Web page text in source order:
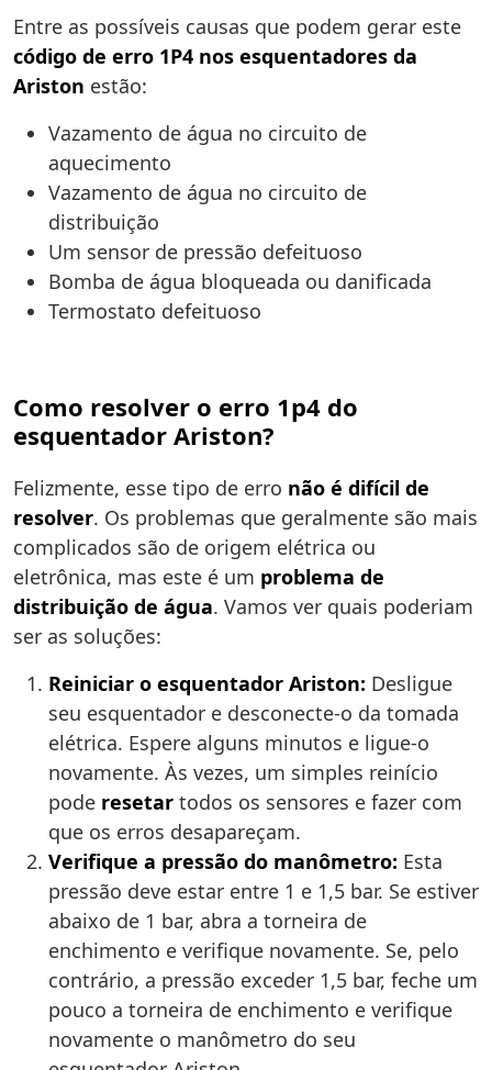
Entre as possíveis causas que podem gerar este
código de erro 1P4 nos esquentadores da
Ariston estão:
Vazamento de água no circuito de
aquecimento
Vazamento de água no circuito de
distribuição
Um sensor de pressão defeituoso
Bomba de água bloqueada ou danificada
Termostato defeituoso
Como resolver o erro 1p4 do
esquentador Ariston?
Felizmente, esse tipo de erro não é difícil de
resolver. Os problemas que geralmente são mais
complicados são de origem elétrica ou
eletrônica, mas este é um problema de
distribuição de água. Vamos ver quais poderiam
ser as soluções:
Reiniciar o esquentador Ariston: Desligue
seu esquentador e desconecte-o da tomada
elétrica. Espere alguns minutos e ligue-o
novamente. Às vezes, um simples reinício
pode resetar todos os sensores e fazer com
que os erros desapareçam.
Verifique a pressão do manômetro: Esta
pressão deve estar entre 1 e 1,5 bar. Se estiver
abaixo de 1 bar, abra a torneira de
enchimento e verifique novamente. Se, pelo
contrário, a pressão exceder 1,5 bar, feche um
pouco a torneira de enchimento e verifique
novamente o manômetro do seu